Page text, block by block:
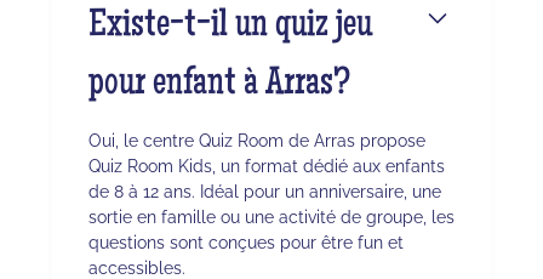
Existe-t-il un quiz jeu
pour enfant à Arras?
Oui, le centre Quiz Room de Arras propose
Quiz Room Kids, un format dédié aux enfants
de 8 à 12 ans. Idéal pour un anniversaire, une
sortie en famille ou une activité de groupe, les
questions sont conçues pour être fun et
accessibles.